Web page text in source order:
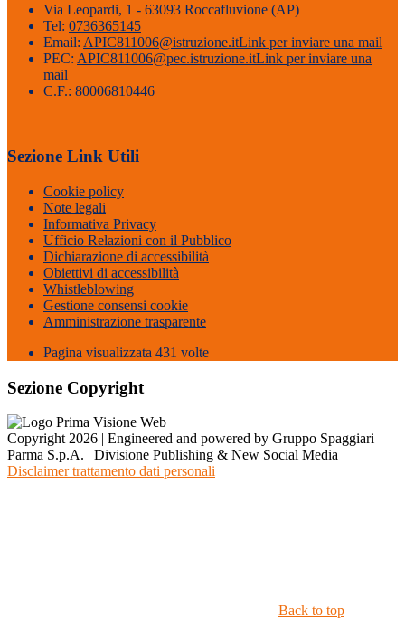
Via Leopardi, 1 - 63093 Roccafluvione (AP)
Tel: 0736365145
Email: APIC811006@istruzione.itLink per inviare una mail
PEC: APIC811006@pec.istruzione.itLink per inviare una
mail
C.F.: 80006810446
Sezione Link Utili
Cookie policy
Note legali
Informativa Privacy
Ufficio Relazioni con il Pubblico
Dichiarazione di accessibilità
Obiettivi di accessibilità
Whistleblowing
Gestione consensi cookie
Amministrazione trasparente
Pagina visualizzata 431 volte
Sezione Copyright
Copyright 2026 | Engineered and powered by Gruppo Spaggiari
Parma S.p.A. | Divisione Publishing & New Social Media
Disclaimer trattamento dati personali
Back to top